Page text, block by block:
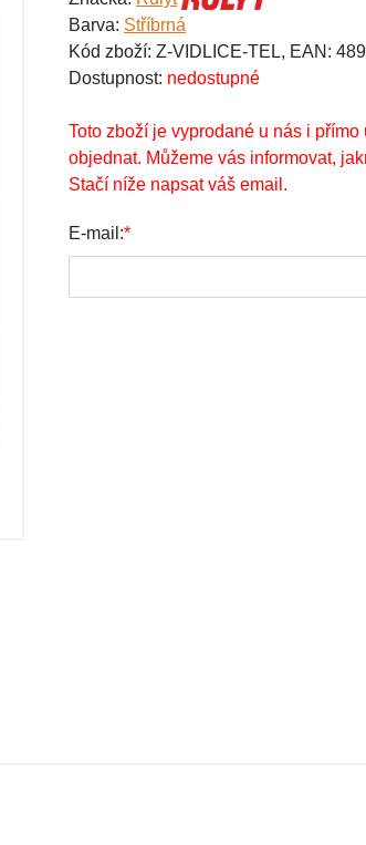
Barva: Stříbrná
Kód zboží: Z-VIDLICE-TEL, EAN:
Dostupnost: nedostupné
Toto zboží je vyprodané u nás i
objednat. Můžeme vás informovat,
Stačí níže napsat váš email.
E-mail:*